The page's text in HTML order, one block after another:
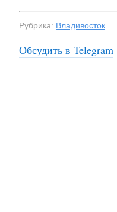
Рубрика: Владивосток
Обсудить в Telegram